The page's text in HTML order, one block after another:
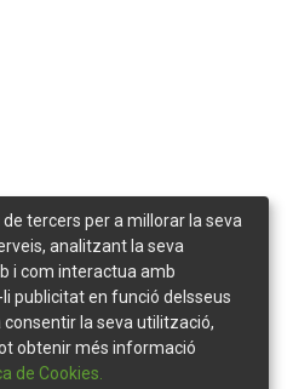
tercers per a millorar la seva
analitzant la seva
i com interactua amb
publicitat en funció delsseus
consentir la seva utilització,
obtenir més informació
de Cookies.